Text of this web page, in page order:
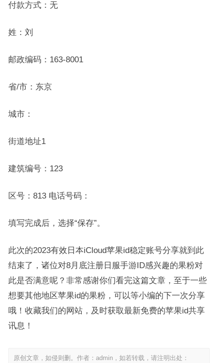
付款方式：无
姓：刘
邮政编码：163-8001
省/市：东京
城市：
街道地址1
建筑编号：123
区号：813 电话号码：
填写完成后，选择“保存”。
此次的2023有效日本iCloud苹果id稳定账号分享就到此
结束了，诸位对8月底注册日服手游ID感兴趣的果粉对
此是否满意呢？非常感谢你们看完这篇文章，至于一些
想要其他地区苹果id的果粉，可以等小编的下一次分享
哦！收藏我们的网站，及时获取最新免费的苹果id共享
讯息！
原创文章，如侵则删。作者：admin，如若转载，请注明出处：